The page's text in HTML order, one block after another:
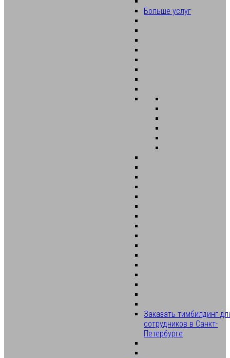
Больше услуг
Заказать тимбилдинг
сотрудников в Санкт-
Петербурге